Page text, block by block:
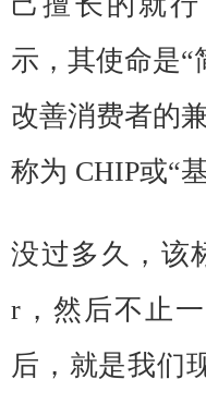
示，其使命是“
改善消费者的
称为 CHIP或“
没过多久，该
r，然后不止
后，就是我们